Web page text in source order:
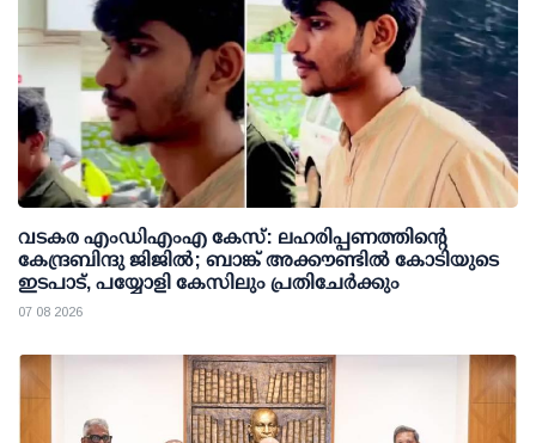
വടകര എംഡിഎംഎ കേസ്: ലഹരിപ്പണത്തിന്റെ
കേന്ദ്രബിന്ദു ജിജില്‍; ബാങ്ക് അക്കൗണ്ടില്‍ കോടിയുടെ
ഇടപാട്, പയ്യോളി കേസിലും പ്രതിചേര്‍ക്കും
07 08 2026